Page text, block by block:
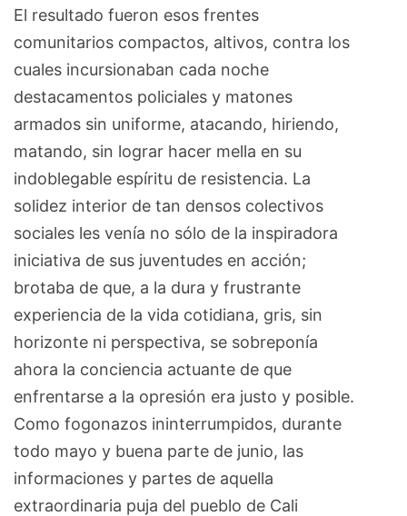
El resultado fueron esos frentes
comunitarios compactos, altivos, contra los
cuales incursionaban cada noche
destacamentos policiales y matones
armados sin uniforme, atacando, hiriendo,
matando, sin lograr hacer mella en su
indoblegable espíritu de resistencia. La
solidez interior de tan densos colectivos
sociales les venía no sólo de la inspiradora
iniciativa de sus juventudes en acción;
brotaba de que, a la dura y frustrante
experiencia de la vida cotidiana, gris, sin
horizonte ni perspectiva, se sobreponía
ahora la conciencia actuante de que
enfrentarse a la opresión era justo y posible.
Como fogonazos ininterrumpidos, durante
todo mayo y buena parte de junio, las
informaciones y partes de aquella
extraordinaria puja del pueblo de Cali